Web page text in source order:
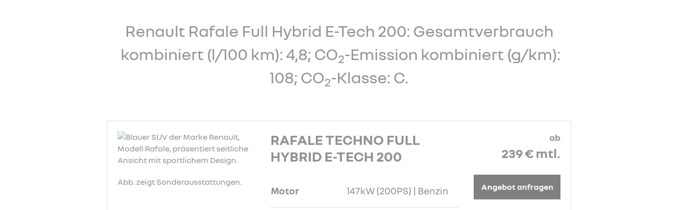
Renault Rafale Full Hybrid E-Tech 200: Gesamtverbrauch
kombiniert (l/100 km): 4,8; CO2-Emission kombiniert (g/km):
108; CO2-Klasse: C.
Abb. zeigt Sonderausstattungen.
RAFALE TECHNO FULL
HYBRID E-TECH 200
ab
239 €mtl.
Motor 147kW (200PS) | Benzin Angebot anfragen